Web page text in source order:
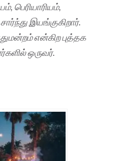
பெரியாரியம்,
இயங்குகிறார்.
என்கிற புத்தக
ஒருவர்.